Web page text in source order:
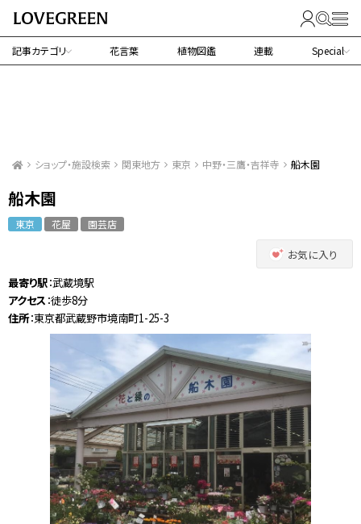
記事カテゴリ 花言葉 植物図鑑 連載 Special
ショップ・施設検索 関東地方 東京 中野・三鷹・吉祥寺 船木園
船木園
東京 花屋 園芸店
お気に入り
最寄り駅：武蔵境駅
アクセス ：徒歩8分
住所：東京都武蔵野市境南町1-25-3